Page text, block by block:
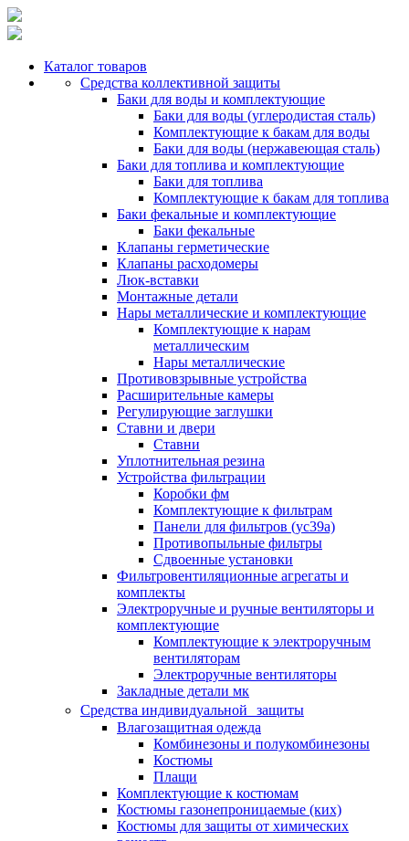
Каталог товаров
Средства коллективной защиты
Баки для воды и комплектующие
Баки для воды (углеродистая сталь)
Комплектующие к бакам для воды
Баки для воды (нержавеющая сталь)
Баки для топлива и комплектующие
Баки для топлива
Комплектующие к бакам для топлива
Баки фекальные и комплектующие
Баки фекальные
Клапаны герметические
Клапаны расходомеры
Люк-вставки
Монтажные детали
Нары металлические и комплектующие
Комплектующие к нарам
металлическим
Нары металлические
Противовзрывные устройства
Расширительные камеры
Регулирующие заглушки
Ставни и двери
Ставни
Уплотнительная резина
Устройства фильтрации
Коробки фм
Комплектующие к фильтрам
Панели для фильтров (ус39а)
Противопыльные фильтры
Сдвоенные установки
Фильтровентиляционные агрегаты и
комплекты
Электроручные и ручные вентиляторы и
комплектующие
Комплектующие к электроручным
вентиляторам
Электроручные вентиляторы
Закладные детали мк
Средства индивидуальной защиты
Влагозащитная одежда
Комбинезоны и полукомбинезоны
Костюмы
Плащи
Комплектующие к костюмам
Костюмы газонепроницаемые (ких)
Костюмы для защиты от химических